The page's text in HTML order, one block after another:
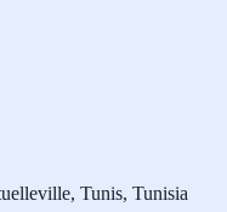
Tunis, Tunisia